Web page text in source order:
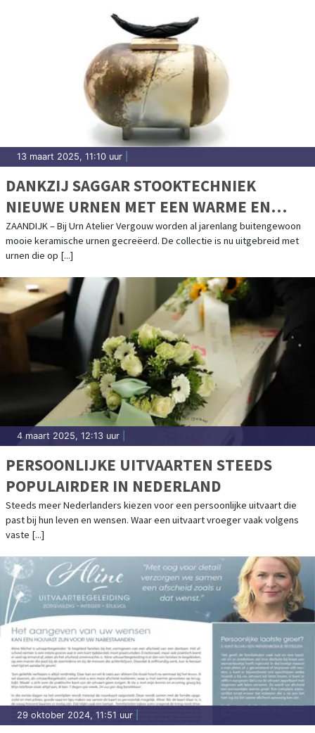
13 maart 2025, 11:10 uur
DANKZIJ SAGGAR STOOKTECHNIEK
NIEUWE URNEN MET EEN WARME EN
NATUURLIJKE UITSTRALING
ZAANDIJK – Bij Urn Atelier Vergouw worden al jarenlang buitengewoon
mooie keramische urnen gecreëerd. De collectie is nu uitgebreid met
urnen die op [...]
4 maart 2025, 12:13 uur
PERSOONLIJKE UITVAARTEN STEEDS
POPULAIRDER IN NEDERLAND
Steeds meer Nederlanders kiezen voor een persoonlijke uitvaart die
past bij hun leven en wensen. Waar een uitvaart vroeger vaak volgens
vaste [...]
29 oktober 2024, 11:51 uur